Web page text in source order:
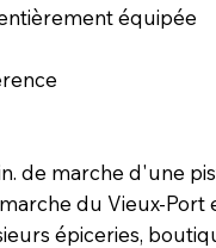
équipée
de marche d'une
du Vieux-
épiceries,